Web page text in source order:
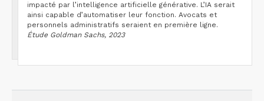
impacté par l’intelligence artificielle générative. L’IA serait
ainsi capable d’automatiser leur fonction. Avocats et
personnels administratifs seraient en première ligne.
Étude Goldman Sachs, 2023